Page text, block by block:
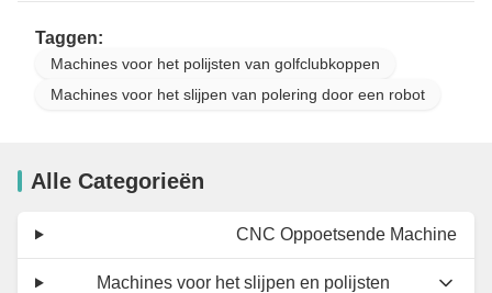
Taggen:
Machines voor het polijsten van golfclubkoppen
Machines voor het slijpen van polering door een robot
Alle Categorieën
CNC Oppoetsende Machine
Machines voor het slijpen en polijsten